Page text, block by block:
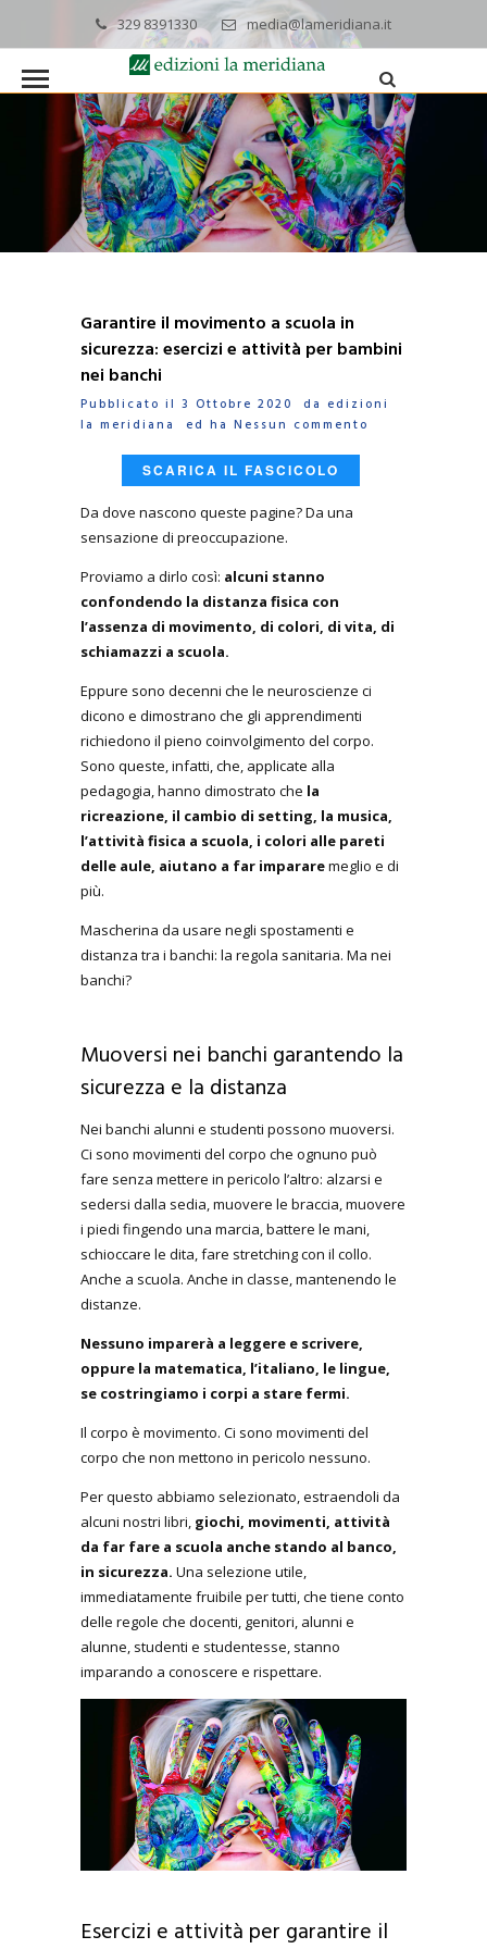
329 8391330 media@lameridiana.it
Garantire il movimento a scuola in
sicurezza: esercizi e attività per bambini
nei banchi
Pubblicato il 3 Ottobre 2020 da edizioni
la meridiana
ed ha Nessun commento
SCARICA IL FASCICOLO
Da dove nascono queste pagine? Da una
sensazione di preoccupazione.
Proviamo a dirlo così: alcuni stanno
confondendo la distanza fisica con
l’assenza di movimento, di colori, di vita, di
schiamazzi a scuola.
Eppure sono decenni che le neuroscienze ci
dicono e dimostrano che gli apprendimenti
richiedono il pieno coinvolgimento del corpo.
Sono queste, infatti, che, applicate alla
pedagogia, hanno dimostrato che la
ricreazione, il cambio di setting, la musica,
l’attività fisica a scuola, i colori alle pareti
delle aule, aiutano a far impararemeglio e di
più.
Mascherina da usare negli spostamenti e
distanza tra i banchi: la regola sanitaria. Ma nei
banchi?
Muoversi nei banchi garantendo la
sicurezza e la distanza
Nei banchi alunni e studenti possono muoversi.
Ci sono movimenti del corpo che ognuno può
fare senza mettere in pericolo l’altro: alzarsi e
sedersi dalla sedia, muovere le braccia, muovere
i piedi fingendo una marcia, battere le mani,
schioccare le dita, fare stretching con il collo.
Anche a scuola. Anche in classe, mantenendo le
distanze.
Nessuno imparerà a leggere e scrivere,
oppure la matematica, l’italiano, le lingue,
se costringiamo i corpi a stare fermi.
Il corpo è movimento. Ci sono movimenti del
corpo che non mettono in pericolo nessuno.
Per questo abbiamo selezionato, estraendoli da
alcuni nostri libri, giochi, movimenti, attività
da far fare a scuola anche stando al banco,
in sicurezza. Una selezione utile,
immediatamente fruibile per tutti, che tiene conto
delle regole che docenti, genitori, alunni e
alunne, studenti e studentesse, stanno
imparando a conoscere e rispettare.
Esercizi e attività per garantire il